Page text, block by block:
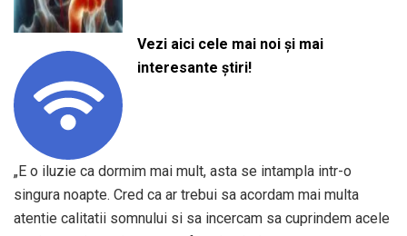
Vezi aici cele mai noi și mai
interesante știri!
„E o iluzie ca dormim mai mult, asta se intampla intr-o
singura noapte. Cred ca ar trebui sa acordam mai multa
atentie calitatii somnului si sa incercam sa cuprindem acele